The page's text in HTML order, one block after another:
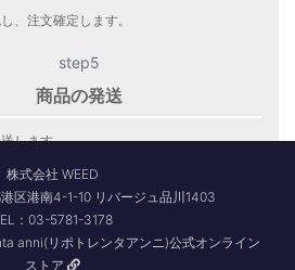
、注文確定します。
step5
商品の発送
します。
株式会社 WEED
区港南4-1-10 リバージュ品川1403
：03-5781-3178
anni(リポトレンタアンニ)公式オンライン
ストア